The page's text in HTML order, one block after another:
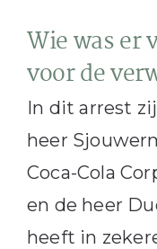
Wie was er
voor de
In dit arrest
heer
Coca-Cola
en de heer
heeft in